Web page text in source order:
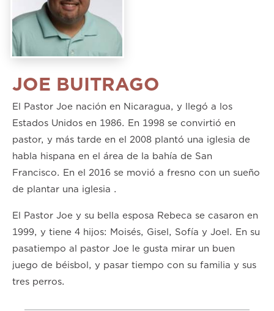
JOE BUITRAGO
El Pastor Joe nación en Nicaragua, y llegó a los
Estados Unidos en 1986. En 1998 se convirtió en
pastor, y más tarde en el 2008 plantó una iglesia de
habla hispana en el área de la bahía de San
Francisco. En el 2016 se movió a fresno con un sueño
de plantar una iglesia .
El Pastor Joe y su bella esposa Rebeca se casaron en
1999, y tiene 4 hijos: Moisés, Gisel, Sofía y Joel. En su
pasatiempo al pastor Joe le gusta mirar un buen
juego de béisbol, y pasar tiempo con su familia y sus
tres perros.